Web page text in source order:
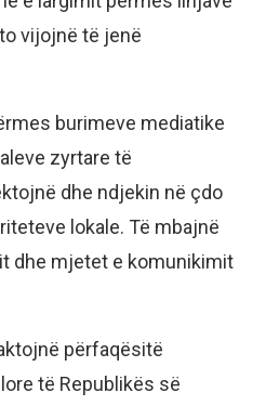
vijojnë të jenë
burimeve mediatike
zyrtare të
dhe ndjekin në çdo
lokale. Të mbajnë
dhe mjetet e komunikimit
përfaqësitë
të Republikës së